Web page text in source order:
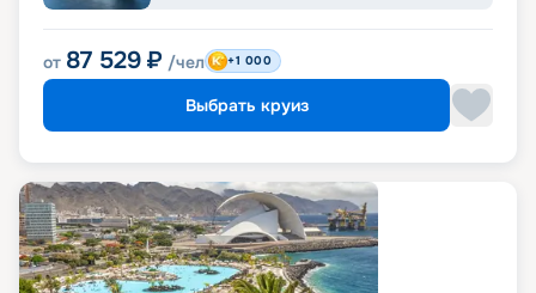
от 87 529 ₽ /чел +1 000
Выбрать круиз